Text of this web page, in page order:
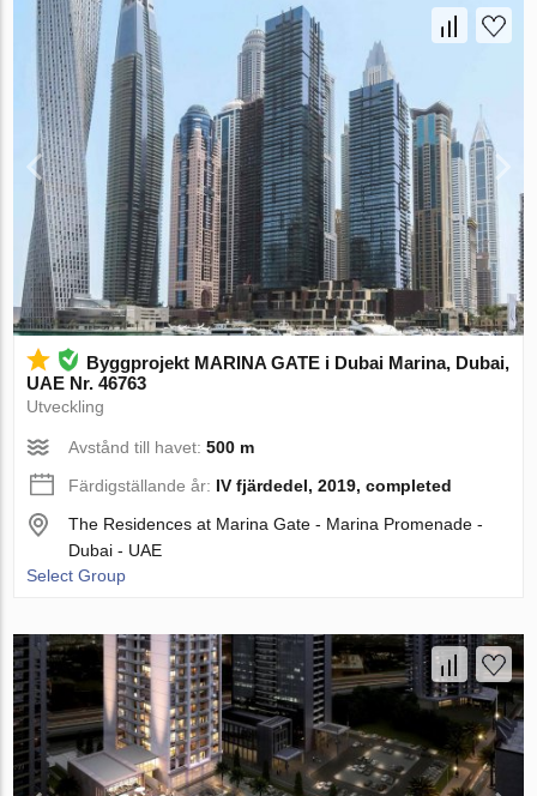
Byggprojekt MARINA GATE i Dubai Marina, Dubai,
UAE Nr. 46763
Utveckling
Avstånd till havet:500 m
Färdigställande år: IV fjärdedel, 2019, completed
The Residences at Marina Gate - Marina Promenade -
Dubai - UAE
Select Group